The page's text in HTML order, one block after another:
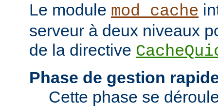
Le module mod_cache
serveur à deux niveaux
de la directive
Phase de gestion
Cette phase se